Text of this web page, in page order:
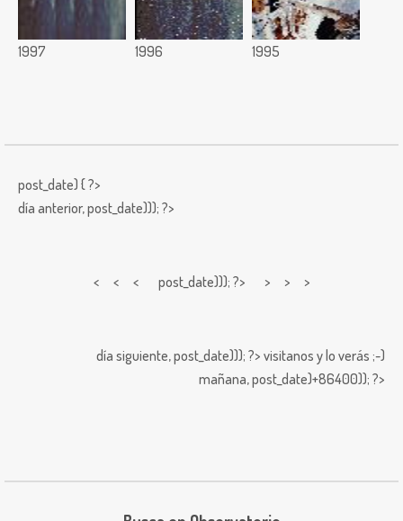
1997 1996 1995
post_date) { ?>
día anterior,post_date))); ?>
< < < post_date))); ?> > > >
día siguiente,post_date))); ?> visitanos y lo verás ;-)
mañana,post_date)+86400)); ?>